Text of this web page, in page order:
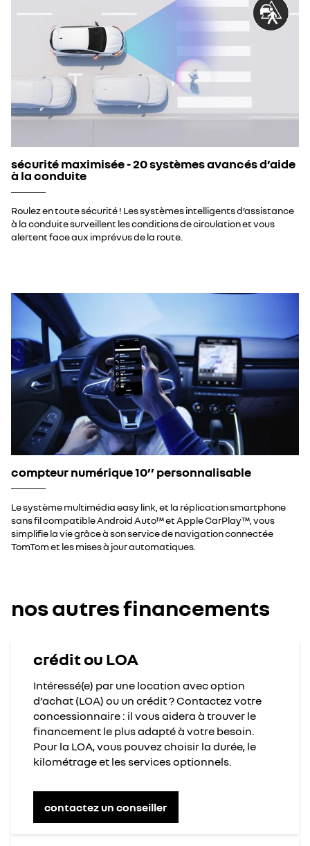
sécurité maximisée - 20 systèmes avancés d’aide
à la conduite
Roulez en toute sécurité ! Les systèmes intelligents d’assistance
à la conduite surveillent les conditions de circulation et vous
alertent face aux imprévus de la route.
compteur numérique 10’’ personnalisable
Le système multimédia easy link, et la réplication smartphone
sans fil compatible Android Auto™ et Apple CarPlay™, vous
simplifie la vie grâce à son service de navigation connectée
TomTom et les mises à jour automatiques.
nos autres financements
crédit ou LOA
Intéressé(e) par une location avec option
d’achat (LOA) ou un crédit ? Contactez votre
concessionnaire : il vous aidera à trouver le
financement le plus adapté à votre besoin.
Pour la LOA, vous pouvez choisir la durée, le
kilométrage et les services optionnels.
contactez un conseiller